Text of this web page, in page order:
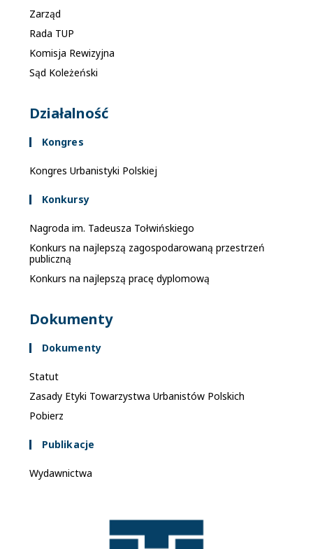
Zarząd
Rada TUP
Komisja Rewizyjna
Sąd Koleżeński
Działalność
Kongres
Kongres Urbanistyki Polskiej
Konkursy
Nagroda im. Tadeusza Tołwińskiego
Konkurs na najlepszą zagospodarowaną przestrzeń
publiczną
Konkurs na najlepszą pracę dyplomową
Dokumenty
Dokumenty
Statut
Zasady Etyki Towarzystwa Urbanistów Polskich
Pobierz
Publikacje
Wydawnictwa